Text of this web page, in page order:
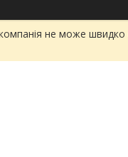
не може швидко